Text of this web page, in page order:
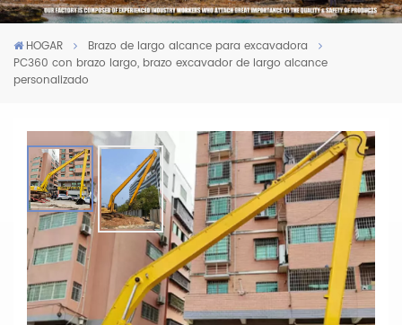
HOGAR
Brazo de largo alcance para excavadora
PC360 con brazo largo, brazo excavador de largo alcance
personalizado
PC360 Con Brazo Largo, Brazo
Excavador De Largo Alcance
Personalizado